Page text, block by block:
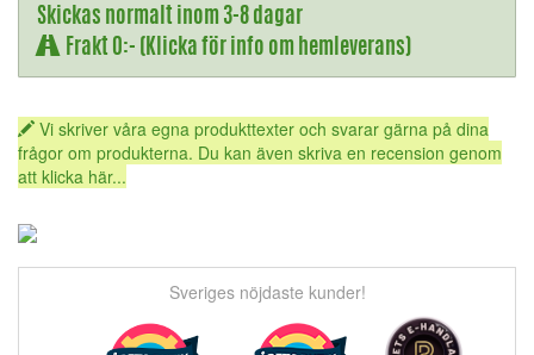
Skickas normalt inom 3-8 dagar
Frakt 0:- (Klicka för info om hemleverans)
Vi skriver våra egna produkttexter och svarar gärna på dina
frågor om produkterna. Du kan även skriva en recension genom
att klicka här...
Sveriges nöjdaste kunder!